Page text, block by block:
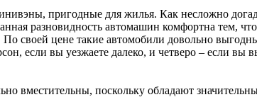
пригодные для жилья. Как несложно
разновидность автомашин комфортна тем,
По своей цене такие автомобили довольно
если вы уезжаете далеко, и четверо – если вы
вместительны, поскольку обладают